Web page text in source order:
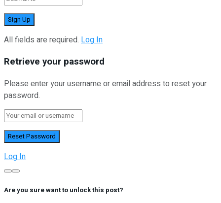
All fields are required. Log In
Retrieve your password
Please enter your username or email address to reset your
password.
Log In
Are you sure want to unlock this post?